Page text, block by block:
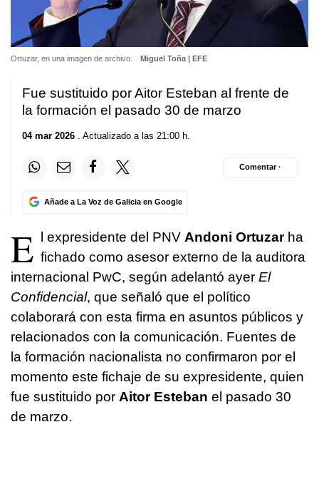
Ortuzar, en una imagen de archivo. Miguel Toña | EFE
Fue sustituido por Aitor Esteban al frente de
la formación el pasado 30 de marzo
04 mar 2026 . Actualizado a las 21:00 h.
Añade a La Voz de Galicia en Google
Comentar ·
E l expresidente del PNV Andoni Ortuzarha
fichado como asesor externo de la auditora
internacional PwC, según adelantó ayer El
Confidencial, que señaló que el político
colaborará con esta firma en asuntos públicos y
relacionados con la comunicación. Fuentes de
la formación nacionalista no confirmaron por el
momento este fichaje de su expresidente, quien
fue sustituido por Aitor Esteban el pasado 30
de marzo.